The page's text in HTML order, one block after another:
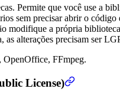
Permite que você use a
sem precisar abrir o código
modifique a própria
as alterações precisam ser
OpenOffice, FFmpeg.
License)